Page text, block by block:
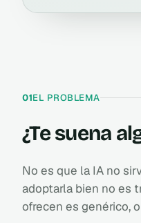
01EL PROBLEMA
¿Te suena
No es que la IA no
adoptarla bien no es
ofrecen es genérico,